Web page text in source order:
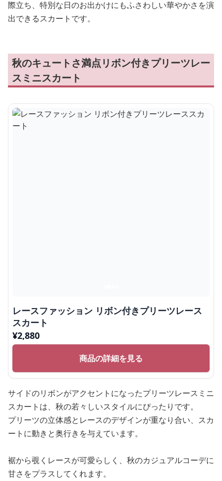
際立ち、特別な日のお出かけにもふさわしい華やかさを演
出できるスカートです。
秋のキュートさ満点リボン付きプリーツレー
スミニスカート
レースファッション リボン付きプリーツレース
スカート
¥2,880
商品の詳細を見る
サイドのリボンがアクセントになったプリーツレースミニ
スカートは、秋の若々しいスタイルにぴったりです。
プリーツの立体感とレースのデザインが重なり合い、スカ
ートに動きと奥行きを与えています。
裾から覗くレースが可愛らしく、秋のカジュアルコーデに
甘さをプラスしてくれます。